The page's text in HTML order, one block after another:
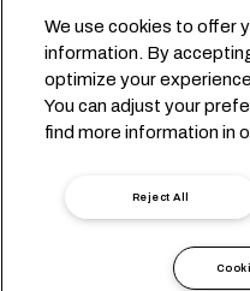
Sede centrale: +41
Chemin Rieu 12,
Impostazioni cookie
Richiesta di dati
Impegni in ambito UE
Certificazioni
沪ICP备
沪公网安
We use cookies to offer
information. By
optimize your
You can adjust your
find more information in
Reject All